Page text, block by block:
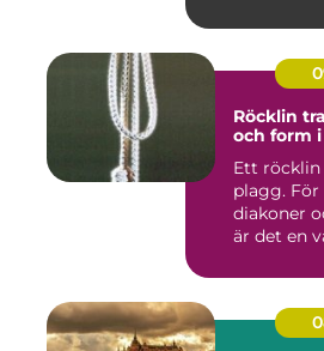
Röcklin tradition, funktion
och form
Ett
plagg.
diakoner
är det en